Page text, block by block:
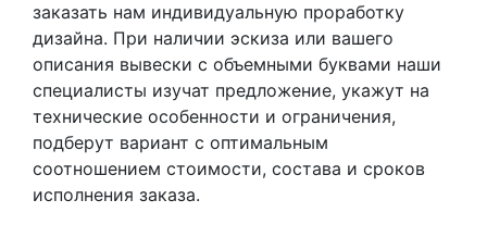
заказать нам индивидуальную проработку
дизайна. При наличии эскиза или вашего
описания вывески с объемными буквами наши
специалисты изучат предложение, укажут на
технические особенности и ограничения,
подберут вариант с оптимальным
соотношением стоимости, состава и сроков
исполнения заказа.